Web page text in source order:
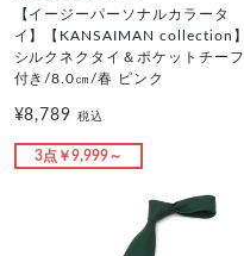
【イージーパーソナルカラータ
イ】【KANSAIMAN collection】
シルクネクタイ＆ポケットチーフ
付き/8.0㎝/春 ピンク
¥8,789税込
3点￥9,999～